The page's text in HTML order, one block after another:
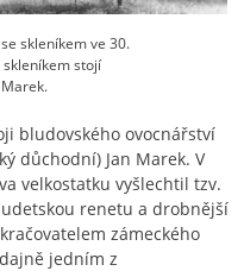
skleníkem ve 30.
stojí
bludovského ovocnářství
důchodní) Jan Marek. V
velkostatku vyšlechtil tzv.
renetu a drobnější
zámeckého
jedním z